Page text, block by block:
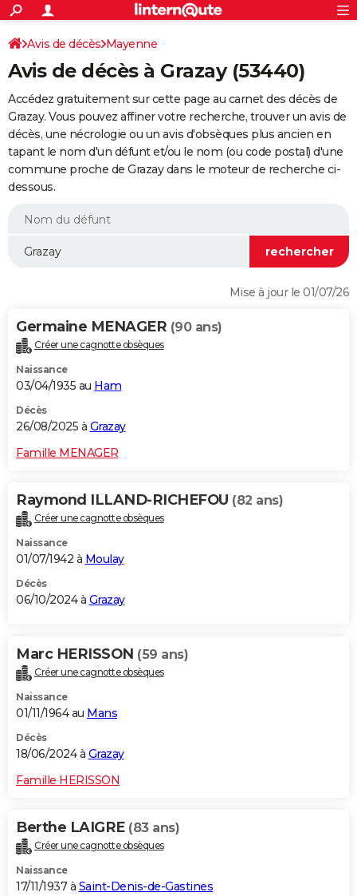
ACTUALITÉS
Politique
Société
Faits Divers
Education
Monde
Villes
+
SPORT
Coupe du monde 2026
Football
Tennis
Cyclisme
Rugby
Forum
Programme TV
TNT
Streaming
Cinéma
Sorties cinéma
Musique
+
FINANCE
Retraite
Epargne
Immobilier
Risques naturels par ville
Assurance
AUTO
Essais
Réserver un essai
Citadines
Berlines
SUV
Forum auto
+
HIGH-TECH
BRICOLAGE
WEEK-END
Alimentation
Guide de la santé
Maladies
Médicaments
Sommeil
VOYAGE
Destinations
City break
Voyage nature
Voyage de noces
Forum
Climat
+PHOTO
GUIDES D'ACHAT
Carte de Noël
Carte Bonne année
Carte Saint-Valentin
Carte Pâques
Carte d'anniversaire
DICTIONNAIRE
Dictionnaire
Biographies
Citations
Expressions
Proverbes
PROGRAMME TV
S'inscrire
Se connecter
Lycées
Collèges
Primaires
Universités
Entreprises
Service militaire
Avis de recherche
AVIS DE DÉCÈS
Bricolage
Lifestyle
Culture
Sport
Auto
Television
Voyage
Cinema
Avis de décès Mayenne
Avis de décès à Grazay (53440)
Accédez gratuitement sur cette page au carnet des décès de
Grazay. Vous pouvez affiner votre recherche, trouver un avis de
décès, une nécrologie ou un avis d'obsèques plus ancien en
tapant le nom d'un défunt et/ou le nom (ou code postal) d'une
commune proche de Grazay dans le moteur de recherche ci-
dessous.
Mise à jour le 01/07/26
Germaine MENAGER (90 ans)
Créer une cagnotte obsèques
Naissance
03/04/1935 au Ham
Décès
26/08/2025 à Grazay
Famille MENAGER
Raymond ILLAND-RICHEFOU (82 ans)
Créer une cagnotte obsèques
Naissance
01/07/1942 à Moulay
Décès
06/10/2024 à Grazay
Marc HERISSON (59 ans)
Créer une cagnotte obsèques
Naissance
01/11/1964 au Mans
Décès
18/06/2024 à Grazay
Famille HERISSON
Berthe LAIGRE (83 ans)
Créer une cagnotte obsèques
Naissance
17/11/1937 à Saint-Denis-de-Gastines